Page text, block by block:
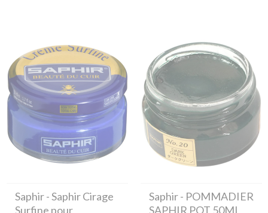
Saphir- Saphir Cirage
Surfine pour
Saphir- POMMADIER
SAPHIR POT 50ML